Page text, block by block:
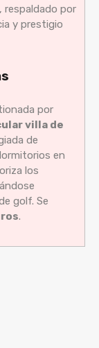
respaldado por
y prestigio
por
villa de
de
en
los
golf. Se
.